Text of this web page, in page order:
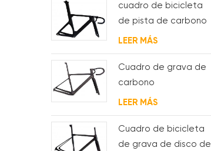
batería
cuadro de bicicleta
de pista de carbono
aero para sistema
bsa
LEER MÁS
Cuadro de grava de
carbono
Enrutamiento de
cable interno
completo
LEER MÁS
Cuadro de bicicleta
de grava de disco de